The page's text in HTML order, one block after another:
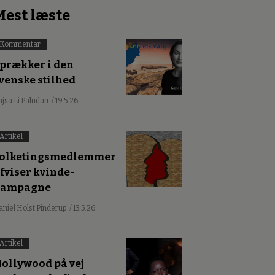
læste
Kommentar
i den
stilhed
Li Paludan / 19.5.26
Artikel
kvinde-
Holst Pinderup / 13.5.26
Artikel
på vej